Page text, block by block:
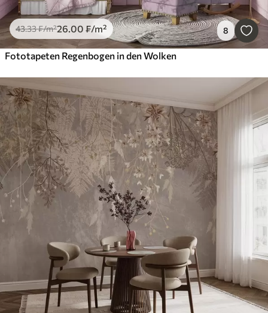
43.33₣/m²26.00 ₣/m² 8
Fototapeten Regenbogen in den Wolken